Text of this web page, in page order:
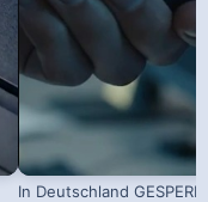
In Deutschland